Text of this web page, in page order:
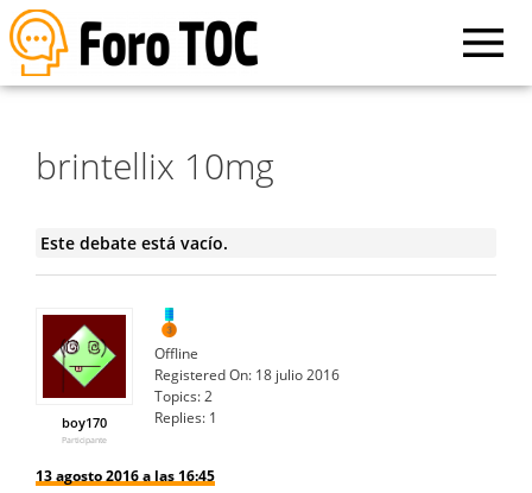
brintellix 10mg
Este debate está vacío.
boy170
Participante
Offline
Registered On: 18 julio 2016
Topics:2
Replies: 1
13 agosto 2016 a las 16:45